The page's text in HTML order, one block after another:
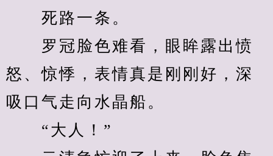
死路一条。
罗冠脸色难看，眼眸露出愤
怒、惊悸，表情真是刚刚好，深
吸口气走向水晶船。
“大人！”